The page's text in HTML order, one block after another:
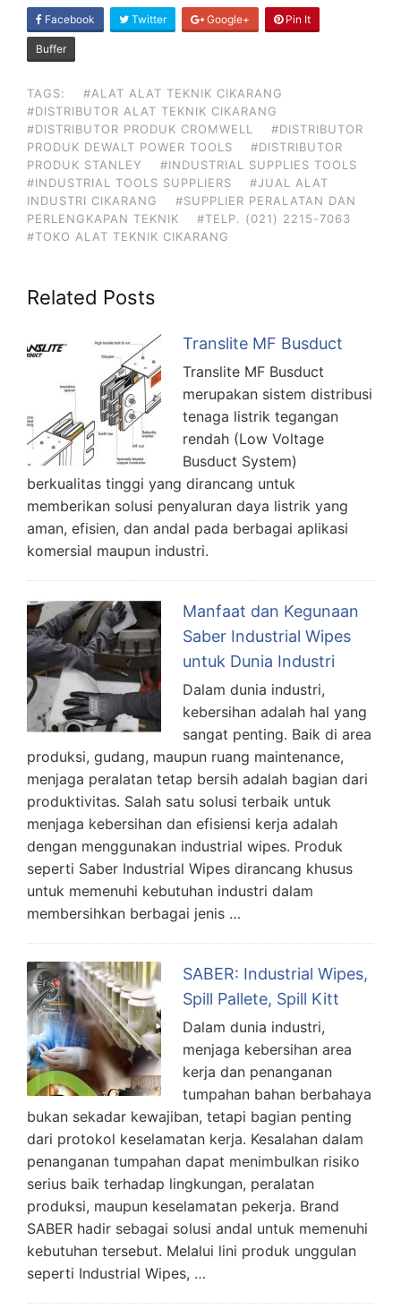
SHARE
ON
Facebook Twitter Google+ Pin It
Buffer
TAGS:
#ALAT ALAT TEKNIK CIKARANG
#DISTRIBUTOR ALAT TEKNIK CIKARANG
#DISTRIBUTOR PRODUK CROMWELL
#DISTRIBUTOR
PRODUK DEWALT POWER TOOLS
#DISTRIBUTOR
PRODUK STANLEY
#INDUSTRIAL SUPPLIES TOOLS
#INDUSTRIAL TOOLS SUPPLIERS
#JUAL ALAT
INDUSTRI CIKARANG
#SUPPLIER PERALATAN DAN
PERLENGKAPAN TEKNIK
#TELP. (021) 2215-7063
#TOKO ALAT TEKNIK CIKARANG
Related Posts
Translite MF Busduct
Translite MF Busduct
merupakan sistem distribusi
tenaga listrik tegangan
rendah (Low Voltage
Busduct System)
berkualitas tinggi yang dirancang untuk
memberikan solusi penyaluran daya listrik yang
aman, efisien, dan andal pada berbagai aplikasi
komersial maupun industri.
Manfaat dan Kegunaan
Saber Industrial Wipes
untuk Dunia Industri
Dalam dunia industri,
kebersihan adalah hal yang
sangat penting. Baik di area
produksi, gudang, maupun ruang maintenance,
menjaga peralatan tetap bersih adalah bagian dari
produktivitas. Salah satu solusi terbaik untuk
menjaga kebersihan dan efisiensi kerja adalah
dengan menggunakan industrial wipes. Produk
seperti Saber Industrial Wipes dirancang khusus
untuk memenuhi kebutuhan industri dalam
membersihkan berbagai jenis …
SABER: Industrial Wipes,
Spill Pallete, Spill Kitt
Dalam dunia industri,
menjaga kebersihan area
kerja dan penanganan
tumpahan bahan berbahaya
bukan sekadar kewajiban, tetapi bagian penting
dari protokol keselamatan kerja. Kesalahan dalam
penanganan tumpahan dapat menimbulkan risiko
serius baik terhadap lingkungan, peralatan
produksi, maupun keselamatan pekerja. Brand
SABER hadir sebagai solusi andal untuk memenuhi
kebutuhan tersebut. Melalui lini produk unggulan
seperti Industrial Wipes, …